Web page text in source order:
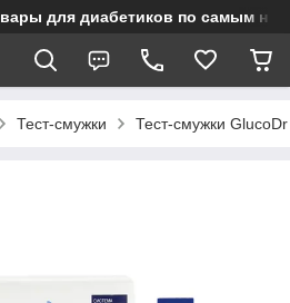
для диабетиков по самым
Тест-смужки Тест-смужки GlucoDr